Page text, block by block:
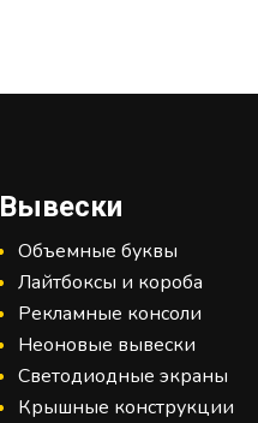
Вывески
Объемные буквы
Лайтбоксы и короба
Рекламные консоли
Неоновые вывески
Светодиодные экраны
Крышные конструкции